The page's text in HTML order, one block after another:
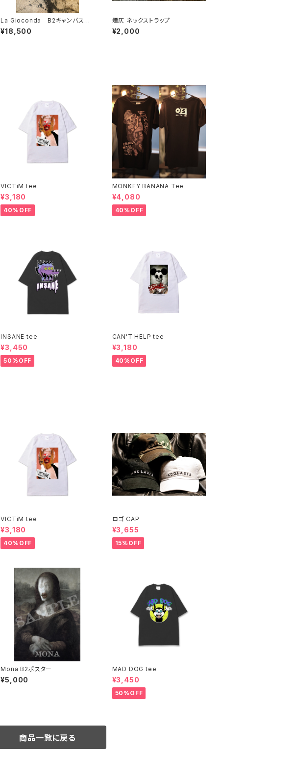
La Gioconda B2キャンバスボ
ード
¥18,500
煙仄 ネックストラップ
¥2,000
VICTiM tee
¥3,180
40%OFF
MONKEY BANANA Tee
¥4,080
40%OFF
INSANE tee
¥3,450
50%OFF
CAN'T HELP tee
¥3,180
40%OFF
VICTiM tee
¥3,180
40%OFF
ロゴ CAP
¥3,655
15%OFF
Mona B2ポスター
¥5,000
MAD DOG tee
¥3,450
50%OFF
商品一覧に戻る